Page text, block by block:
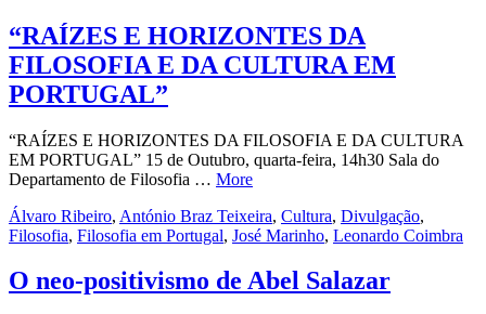
“RAÍZES E HORIZONTES DA
FILOSOFIA E DA CULTURA EM
PORTUGAL”
“RAÍZES E HORIZONTES DA FILOSOFIA E DA CULTURA
EM PORTUGAL” 15 de Outubro, quarta-feira, 14h30 Sala do
Departamento de Filosofia … More
Álvaro Ribeiro, António Braz Teixeira, Cultura, Divulgação,
Filosofia, Filosofia em Portugal, José Marinho, Leonardo Coimbra
O neo-positivismo de Abel Salazar